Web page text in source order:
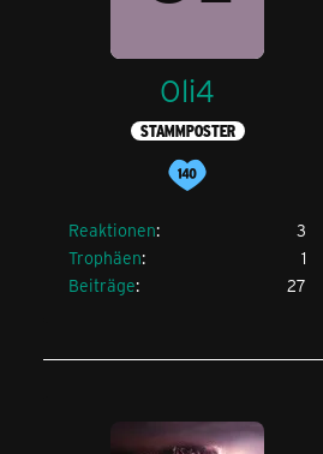
Oli4
STAMMPOSTER
Reaktionen
3
Trophäen
1
Beiträge
27